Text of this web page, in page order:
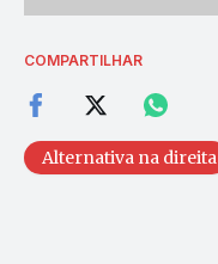
COMPARTILHAR
Alternativa na direita